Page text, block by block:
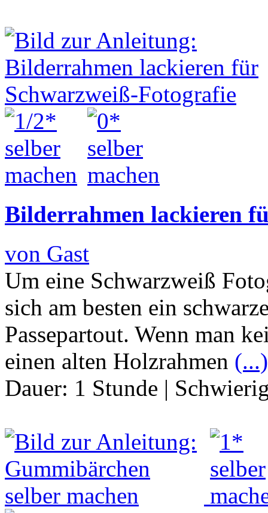
Bilderrahmen lackieren
von Gast
Um eine Schwarzweiß
sich am besten ein
Passepartout. Wenn man
einen alten Holzrahmen (...)
Dauer: 1 Stunde |